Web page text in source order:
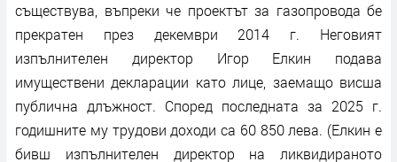
съществува, въпреки че проектът за газопровода бе
прекратен през декември 2014 г. Неговият
изпълнителен директор Игор Елкин подава
имуществени декларации като лице, заемащо висша
публична длъжност. Според последната за 2025 г.
годишните му трудови доходи са 60 850 лева. (Елкин е
бивш изпълнителен директор на ликвидираното